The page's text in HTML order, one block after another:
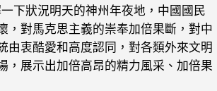
下狀況明天的神州年夜地，中國國民
，對馬克思主義的崇奉加倍果斷，對中
由衷酷愛和高度認同，對各類外來文明
，展示出加倍高昂的精力風采、加倍果